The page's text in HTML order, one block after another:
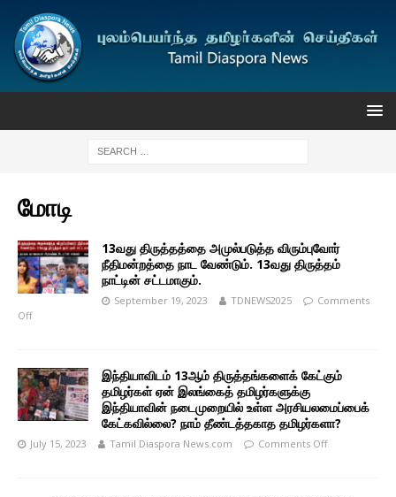
மோடி
13வது திருத்தத்தை அமுல்படுத்த விரும்புவோர்
நீதிமன்றத்தை நாட வேண்டும். 13வது திருத்தம்
நாட்டின் சட்டமாகும்.
September 19, 2023 TDNEWS2025
Comments
Off
இந்தியாவிடம் 13ஆம் திருத்தங்களைக் கேட்கும்
தமிழர்கள் ஏன் இலங்கைத் தமிழர்களுக்கு
இந்தியாவின் நடைமுறையில் உள்ள அரசியலமைப்பைக்
கேட்கவில்லை? நாம் தீண்டத்தகாத தமிழர்களா?
July 15, 2023 Tamil Diaspora News.com Comments Off